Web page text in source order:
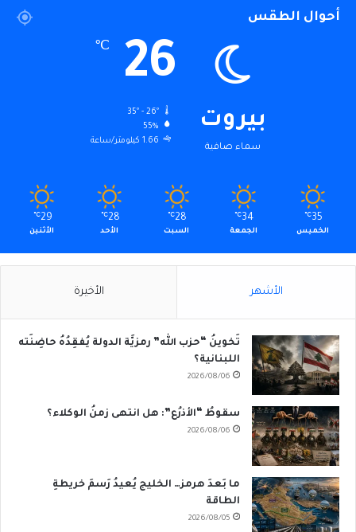
أحوال الطقس
بيروت
سماء صافية
26
℃
35º - 26º
55%
1.66 كيلومتر/ساعة
35
℃
الخميس
34
℃
الجمعة
28
℃
السبت
28
℃
الأحد
29
℃
الأثنين
الأشهر الأخيرة
تَخوينُ “حزب الله” رمزيَّة الدولة يُفقِدُهُ حاضِنَته
اللبنانية؟
2026/08/06
سقوطُ “الأذرُع”: هل انتهى زمنُ الوكلاء؟
2026/08/06
ما بَعدَ هرمز… الخليج يُعيدُ رَسمَ خريطةِ
الطاقة
2026/08/05